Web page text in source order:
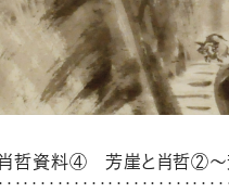
肖哲資料④ 芳崖と肖哲②
・・・・・・・・・・・・・・・・・・・・・・・・・・